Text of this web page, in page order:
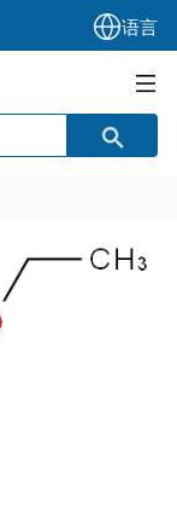
语言